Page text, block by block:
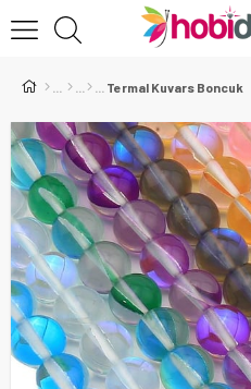
Termal Kuvars Boncuk